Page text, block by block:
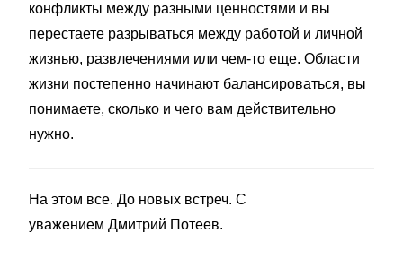
конфликты между разными ценностями и вы
перестаете разрываться между работой и личной
жизнью, развлечениями или чем-то еще. Области
жизни постепенно начинают балансироваться, вы
понимаете, сколько и чего вам действительно
нужно.
На этом все. До новых встреч. С
уважением Дмитрий Потеев.